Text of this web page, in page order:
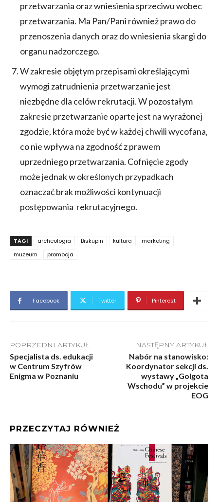
przetwarzania oraz wniesienia sprzeciwu wobec
przetwarzania. Ma Pan/Pani również prawo do
przenoszenia danych oraz do wniesienia skargi do
organu nadzorczego.
W zakresie objętym przepisami określającymi
wymogi zatrudnienia przetwarzanie jest
niezbędne dla celów rekrutacji. W pozostałym
zakresie przetwarzanie oparte jest na wyrażonej
zgodzie, która może być w każdej chwili wycofana,
co nie wpływa na zgodność z prawem
uprzedniego przetwarzania. Cofnięcie zgody
może jednak w określonych przypadkach
oznaczać brak możliwości kontynuacji
postępowania rekrutacyjnego.
TAGI archeologia Biskupin kultura
marketing
muzeum
promocja
Facebook Twitter Pinterest
POPRZEDNI ARTYKUŁ
Specjalista ds. edukacji
w Centrum Szyfrów
Enigma w Poznaniu
NASTĘPNY ARTYKUŁ
Nabór na stanowisko:
Koordynator sekcji ds.
wystawy „Golgota
Wschodu” w projekcie
EOG
PRZECZYTAJ RÓWNIEŻ